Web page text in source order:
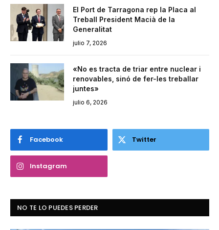
El Port de Tarragona rep la Placa al
Treball President Macià de la
Generalitat
julio 7, 2026
«No es tracta de triar entre nuclear i
renovables, sinó de fer-les treballar
juntes»
julio 6, 2026
Facebook Twitter
Instagram
NO TE LO PUEDES PERDER